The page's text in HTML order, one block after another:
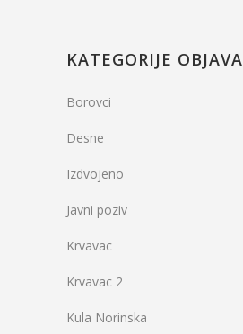
KATEGORIJE OBJAVA
Borovci
Desne
Izdvojeno
Javni poziv
Krvavac
Krvavac 2
Kula Norinska